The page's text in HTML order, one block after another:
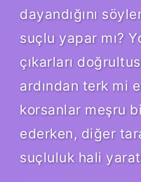
dayandığını
suçlu yapar mı?
çıkarları
ardından terk mi
korsanlar meşru
ederken, diğer
suçluluk hali